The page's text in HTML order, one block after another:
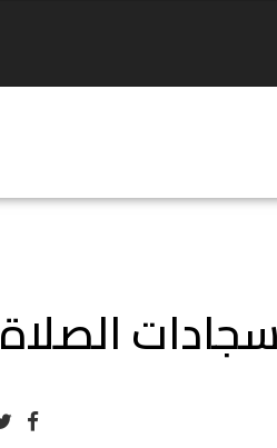
الصلاة